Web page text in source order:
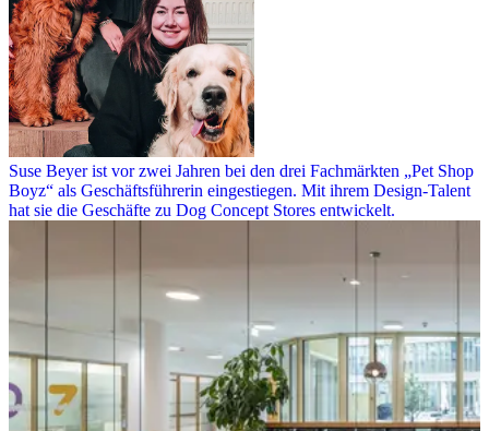
Suse Beyer ist vor zwei Jahren bei den drei Fachmärkten „Pet Shop
Boyz“ als Geschäftsführerin eingestiegen. Mit ihrem Design-Talent
hat sie die Geschäfte zu Dog Concept Stores entwickelt.